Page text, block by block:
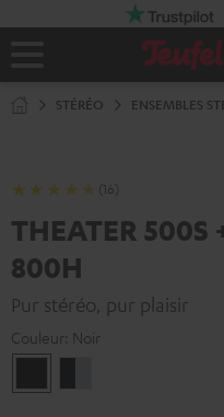
Page
STÉRÉO ENSEMBLES
(16)
THEATER 500S
800H
Pur stéréo, pur plaisir
Couleur: Noir